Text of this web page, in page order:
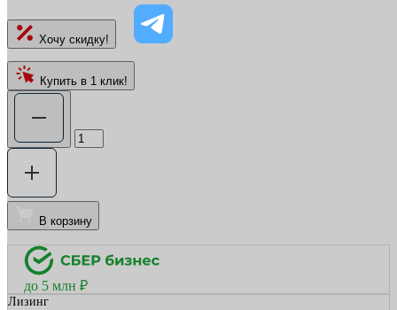
Хочу скидку!
Купить в 1 клик!
В корзину
до 5 млн ₽
Лизинг